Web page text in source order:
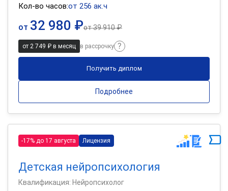
Кол-во часов:от 256 ак.ч
от 32 980 ₽от39 910 ₽
от 2 749 ₽ в месяц в рассрочку
Получить диплом
Подробнее
-17% до 17 августа Лицензия
Детская нейропсихология
Квалификация: Нейропсихолог